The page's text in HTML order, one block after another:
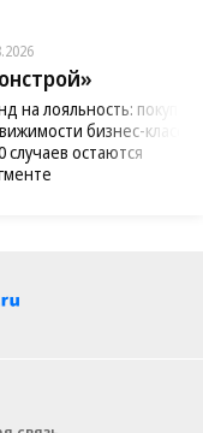
на лояльность:
бизнес-класса
случаев остаются